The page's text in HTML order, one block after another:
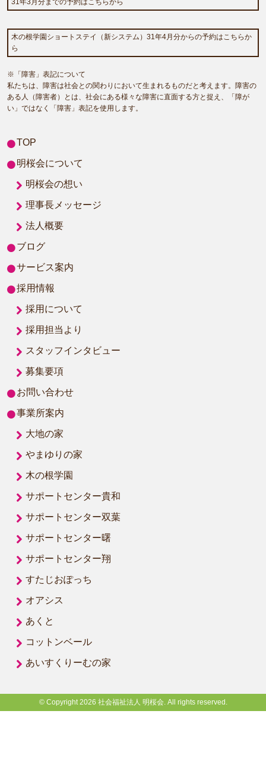
31年3月分までの予約はこちらから
木の根学園ショートステイ（新システム）31年4月分からの予約はこちらか
ら
※「障害」表記について
私たちは、障害は社会との関わりにおいて生まれるものだと考えます。障害の
ある人（障害者）とは、社会にある様々な障害に直面する方と捉え、「障が
い」ではなく「障害」表記を使用します。
TOP
明桜会について
明桜会の想い
理事長メッセージ
法人概要
ブログ
サービス案内
採用情報
採用について
採用担当より
スタッフインタビュー
募集要項
お問い合わせ
事業所案内
大地の家
やまゆりの家
木の根学園
サポートセンター貴和
サポートセンター双葉
サポートセンター曙
サポートセンター翔
すたじおぽっち
オアシス
あくと
コットンベール
あいすくりーむの家
© Copyright 2026 社会福祉法人 明桜会. All rights reserved.